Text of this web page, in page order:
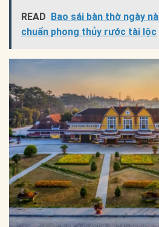
READ Bao sái bàn thờ ngày
chuẩn phong thủy rước tài lộc